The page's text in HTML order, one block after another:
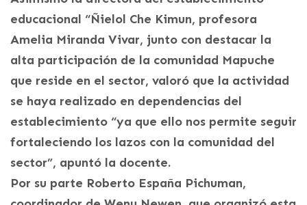
educacional “Ñielol Che Kimun, profesora
Amelia Miranda Vivar, junto con destacar la
alta participación de la comunidad Mapuche
que reside en el sector, valoró que la actividad
se haya realizado en dependencias del
establecimiento “ya que ello nos permite seguir
fortaleciendo los lazos con la comunidad del
sector”, apuntó la docente.
Por su parte Roberto España Pichuman,